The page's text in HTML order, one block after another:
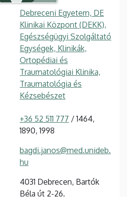
Debreceni Egyetem, DE
Klinikai Központ (DEKK),
Egészségügyi Szolgáltató
Egységek, Klinikák,
Ortopédiai és
Traumatológiai Klinika,
Traumatológia és
Kézsebészet
+36 52 511 777 / 1464,
1890, 1998
bagdi.janos@med.unideb.
hu
4031 Debrecen, Bartók
Béla út 2-26.